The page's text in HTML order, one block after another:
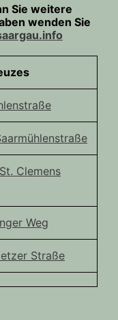
Sie weitere
wenden Sie
Clemens
Weg
Straße